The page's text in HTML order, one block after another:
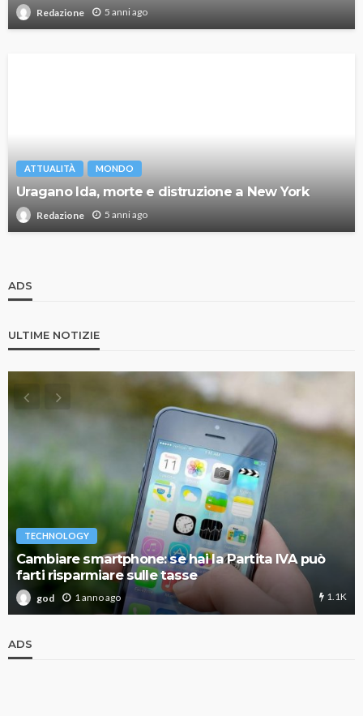
Redazione 5 anni ago
ATTUALITÀ MONDO
Uragano Ida, morte e distruzione a New York
Redazione 5 anni ago
ADS
ULTIME NOTIZIE
TECHNOLOGY
Cambiare smartphone: se hai la Partita IVA può
farti risparmiare sulle tasse
god 1 anno ago 1.1K
ADS